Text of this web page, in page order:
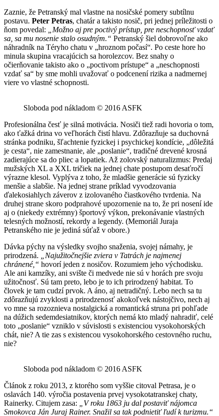
Zaznie, že Petranský mal vlastne na nosičské pomery subtílnu
postavu. Peter Petras, chatár a takisto nosič, pri jednej príležitosti o
ňom povedal:
„Možno aj pre poctivý prístup, pre neschopnosť vzdať
sa, sa mu nosenie stalo osudným.“ Petranský šiel dobrovoľne ako
náhradník na Téryho chatu v „hroznom počasí“. Po ceste hore ho
minula skupina vracajúcich sa horolezcov. Bez snahy o
očierňovanie takisto ako o „poctivom prístupe“ a „neschopnosti
vzdať sa“ by sme mohli uvažovať o podcenení rizika a nadmernej
viere vo vlastné schopnosti.
Sloboda pod nákladom © 2016 ASFK
Profesionálna česť je silná motivácia. Nosiči tiež radi hovoria o tom,
ako ťažká drina vo veľhorách čistí hlavu. Zdôrazňuje sa duchovná
stránka podniku, šľachtenie fyzickej i psychickej kondície, „dôležitá
je cesta“, nie zamestnanie, ale „poslanie“, tradičné drevené krosná
zadierajúce sa do pliec a lopatiek. Až zolovský naturalizmus: Predaj
mužských XL a XXL tričiek na jednej chate postupom desaťročí
výrazne klesol. Vyplýva z toho, že mladšie generácie sú fyzicky
menšie a slabšie. Na jednej strane príklad vyvodzovania
ďalekosiahlych záverov z izolovaného čiastkového tvrdenia. Na
druhej strane skoro podprahové upozornenie na to, že pri nosení ide
aj o (niekedy extrémny) športový výkon, prekonávanie vlastných
telesných možností, rekordy a legendy. (Memoriál Juraja
Petranského nie je jediná súťaž v obore.)
Dávka pýchy na výsledky svojho snaženia, svojej námahy, je
prirodzená.
„Najužitočnejšie zviera v Tatrách je najmenej
chránené,“ hovorí jeden z nosičov. Rozumiem jeho východisku.
Ale ani kamzíky, ani svište či medvede nie sú v horách pre svoju
užitočnosť. Sú tam preto, lebo je to ich prirodzený habitat. To
človek je tam cudzí prvok. A áno, aj netradičný. Lebo nech sa tu
zdôrazňujú zvyklosti a prirodzenosť akokoľvek nástojčivo, nech aj
vo mne sa rozoznieva nostalgická a romantická struna pri pohľade
na dúžich sedemdesiatnikov, ktorých nemá kto mladý nahradiť, celé
toto „poslanie“ vzniklo v súvislosti s existenciou vysokohorských
chát, nie? A tie zas s existencou vysokohorského cestovného ruchu,
nie?
Sloboda pod nákladom © 2016 ASFK
Článok z roku 2013, z ktorého som vyššie citoval Petrasa, je o
oslavách 140. výročia postavenia prvej vysokotatranskej chaty,
Rainerky. Citujem zasa:
„V roku 1863 ju dal postaviť nájomca
Smokovca Ján Juraj Rainer. Snažil sa tak podnietiť ľudí k turizmu.“